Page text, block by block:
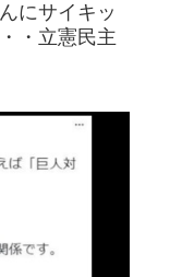
にサイキッ
・立憲民主